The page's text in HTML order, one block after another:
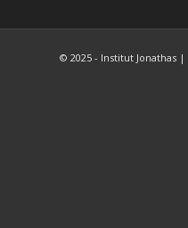
© 2025 - Institut Jonathas |